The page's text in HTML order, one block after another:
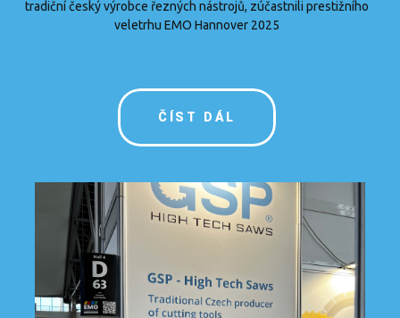
tradiční český výrobce řezných nástrojů, zúčastnili prestižního
veletrhu EMO Hannover 2025
ČÍST DÁL